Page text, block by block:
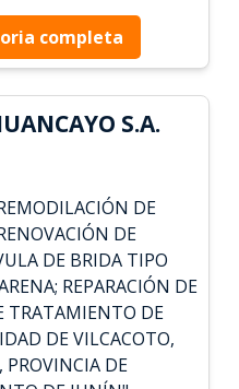
completa
S.A.
DE
DE
DE BRIDA TIPO
REPARACIÓN DE
TRATAMIENTO DE
DE VILCACOTO,
PROVINCIA DE